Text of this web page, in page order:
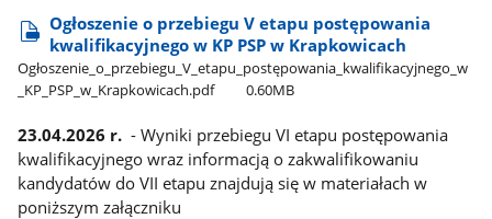
Ogłoszenie o przebiegu V etapu postępowania
kwalifikacyjnego w KP PSP w Krapkowicach
Ogłoszenie​_o​_przebiegu​_V​_etapu​_postępowania​_kwalifikacyjnego​_w​
_KP​_PSP​_w​_Krapkowicach.pdf
0.60MB
23.04.2026 r. - Wyniki przebiegu VI etapu postępowania
kwalifikacyjnego wraz informacją o zakwalifikowaniu
kandydatów do VII etapu znajdują się w materiałach w
poniższym załączniku